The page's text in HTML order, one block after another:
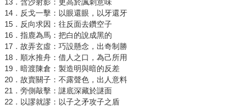
13．含沙射影：更高於諷刺意味
14．反戈一擊：以眼還眼，以牙還牙
15．反向求因：往反面去鑽空子
16．指鹿為馬：把白的說成黑的
17．故弄玄虛：巧設懸念，出奇制勝
18．順水推舟：借人之口，為己所用
19．暗渡陳倉：製造明與暗的反差
20．故賣關子：不露聲色，出人意料
21．旁側敲擊：謎底深藏於謎面
22．以謬就謬：以子之矛攻子之盾